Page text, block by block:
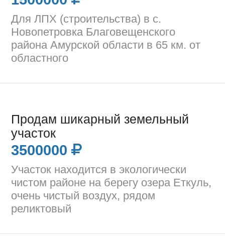
Для ЛПХ (строительства) в с.
Новопетровка Благовещенского
района Амурской области в 65 км. от
областного
Продам шикарный земельный
участок
3500000
Участок находится в экологически
чистом районе на берегу озера Еткуль,
очень чистый воздух, рядом
реликтовый